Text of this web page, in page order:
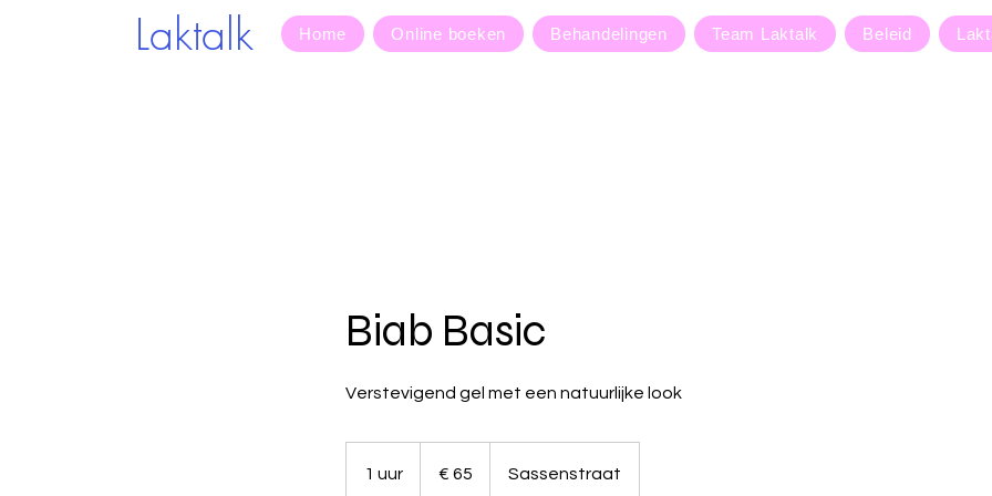
Laktalk Home Online boeken Behandelingen Team Laktalk Beleid
Biab Basic
Verstevigend gel met een natuurlijke look
1 uur € 65 Sassenstraat